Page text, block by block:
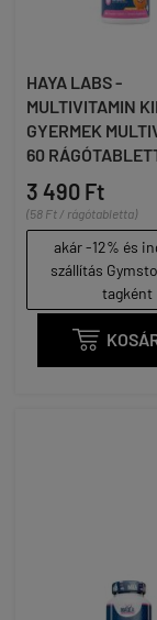
HAYA LABS -
MULTIVITAMIN
GYERMEK
60
3 490 Ft
(58 Ft / rágótabletta)
akár -12% és
szállítás
tagként
